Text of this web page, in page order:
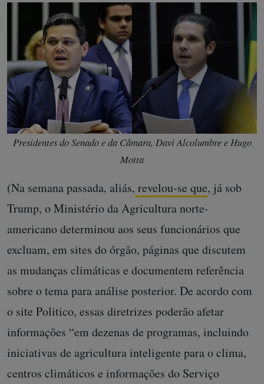
Presidentes do Senado e da Câmara, Davi Alcolumbre e Hugo
Motta
(Na semana passada, aliás, revelou-se que, já sob
Trump, o Ministério da Agricultura norte-
americano determinou aos seus funcionários que
excluam, em sites do órgão, páginas que discutem
as mudanças climáticas e documentem referência
sobre o tema para análise posterior. De acordo com
o site Politico, essas diretrizes poderão afetar
informações “em dezenas de programas, incluindo
iniciativas de agricultura inteligente para o clima,
centros climáticos e informações do Serviço